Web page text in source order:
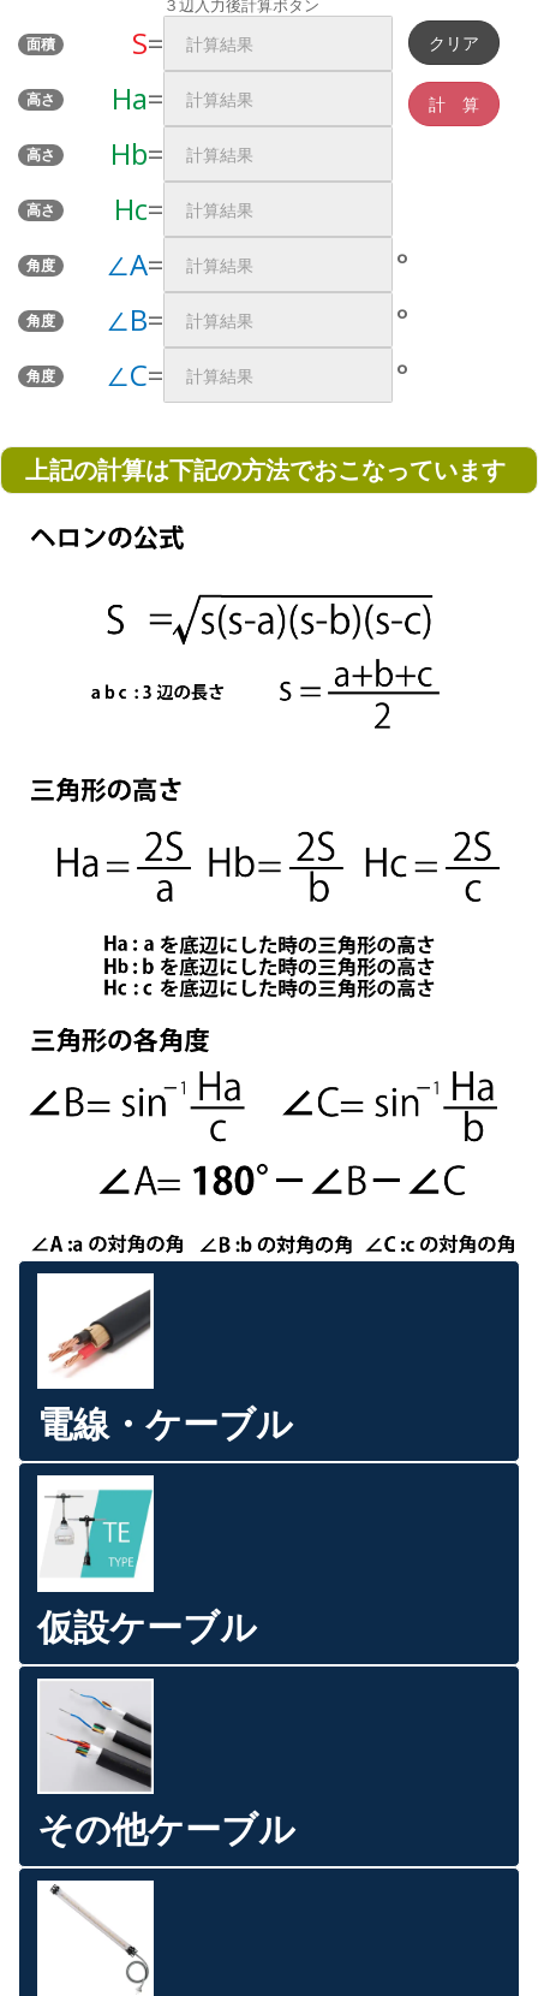
３辺入力後計算ボタン
面積 S=
高さ Ha=
高さ Hb=
高さ Hc=
角度 ∠A= °
角度 ∠B= °
角度 ∠C= °
上記の計算は下記の方法でおこなっています
電線・ケーブル
仮設ケーブル
その他ケーブル